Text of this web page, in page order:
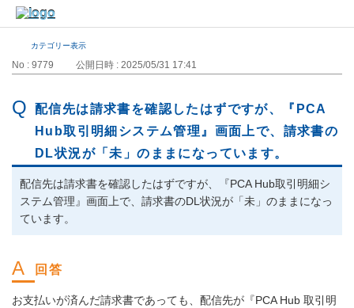
カテゴリー表示
No : 9779 公開日時 : 2025/05/31 17:41
配信先は請求書を確認したはずですが、『PCA
Hub取引明細システム管理』画面上で、請求書の
DL状況が「未」のままになっています。
配信先は請求書を確認したはずですが、『PCA Hub取引明細シ
ステム管理』画面上で、請求書のDL状況が「未」のままになっ
ています。
お支払いが済んだ請求書であっても、配信先が『PCA Hub 取引明